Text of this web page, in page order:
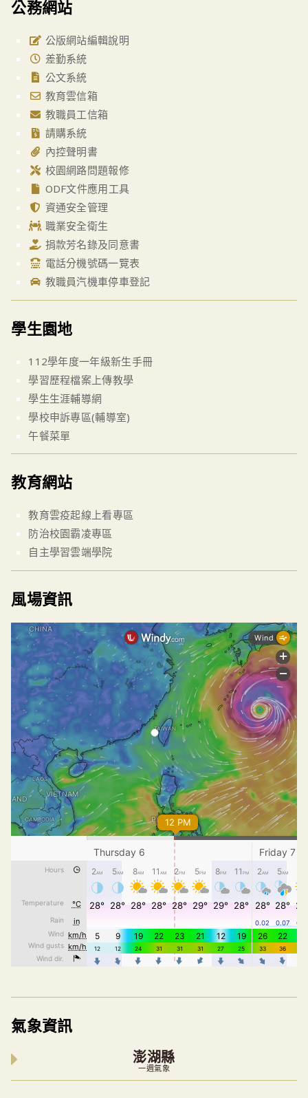
公務網站
公版網站編輯說明
差勤系統
公文系統
教育雲信箱
教職員工信箱
請購系統
內控聲明書
校園網路問題報修
ODF文件應用工具
資通安全管理
職業安全衛生
捐款芳名錄及同意書
電話分機號碼一覽表
教職員汽機車停車登記
學生園地
112學年度一年級新生手冊
學習歷程檔案上傳教學
學生生涯輔導網
學校申訴專區(輔導室)
午餐菜單
教育網站
教育雲疫起線上看專區
防治校園霸凌專區
自主學習雲端學院
風場資訊
氣象資訊
澎湖縣
一週氣象